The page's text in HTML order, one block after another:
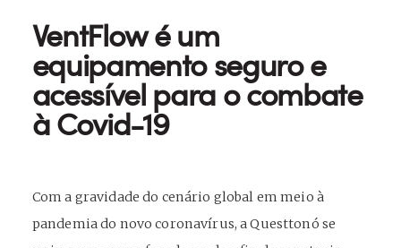
VentFlow é um
equipamento seguro e
acessível para o combate
à Covid-19
Com a gravidade do cenário global em meio à
pandemia do novo coronavírus, a Questtonó se